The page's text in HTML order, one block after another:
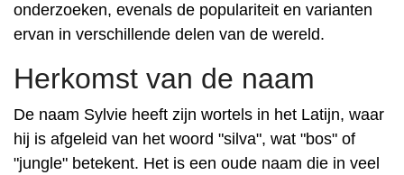
onderzoeken, evenals de populariteit en varianten
ervan in verschillende delen van de wereld.
Herkomst van de naam
De naam Sylvie heeft zijn wortels in het Latijn, waar
hij is afgeleid van het woord "silva", wat "bos" of
"jungle" betekent. Het is een oude naam die in veel